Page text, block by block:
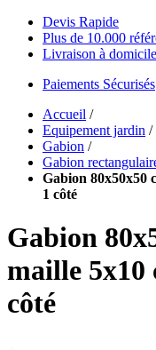
Devis Rapide
Plus de 10.000
Livraison à
Paiements Sécurisés
Accueil /
Equipement jardin /
Gabion /
Gabion
Gabion 80x50x50
1 côté
Gabion
maille 5x10
côté